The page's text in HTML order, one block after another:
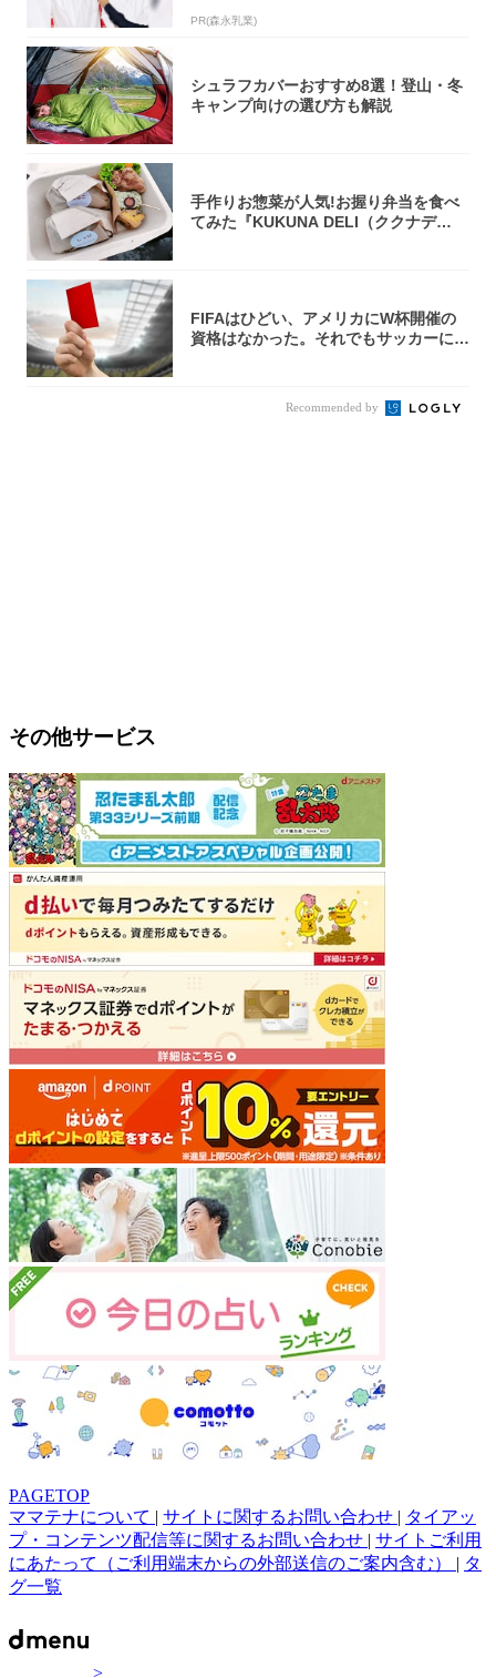
PR(森永乳業)
シュラフカバーおすすめ8選！登山・冬
キャンプ向けの選び方も解説
手作りお惣菜が人気!お握り弁当を食べ
てみた『KUKUNA DELI（ククナデ
FIFAはひどい、アメリカにW杯開催の
資格はなかった。それでもサッカーには
Recommended by
その他サービス
PAGETOP
ママテナについて | サイトに関するお問い合わせ | タイアッ
プ・コンテンツ配信等に関するお問い合わせ | サイトご利用
にあたって（ご利用端末からの外部送信のご案内含む） | タ
グ一覧
>